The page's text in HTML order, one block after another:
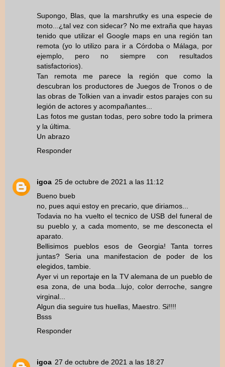
Supongo, Blas, que la marshrutky es una especie de
moto...¿tal vez con sidecar? No me extraña que hayas
tenido que utilizar el Google maps en una región tan
remota (yo lo utilizo para ir a Córdoba o Málaga, por
ejemplo, pero no siempre con resultados
satisfactorios).
Tan remota me parece la región que como la
descubran los productores de Juegos de Tronos o de
las obras de Tolkien van a invadir estos parajes con su
legión de actores y acompañantes...
Las fotos me gustan todas, pero sobre todo la primera
y la última.
Un abrazo
Responder
igoa 25 de octubre de 2021 a las 11:12
Bueno bueb
no, pues aqui estoy en precario, que diriamos...
Todavia no ha vuelto el tecnico de USB del funeral de
su pueblo y, a cada momento, se me desconecta el
aparato.
Bellisimos pueblos esos de Georgia! Tanta torres
juntas? Seria una manifestacion de poder de los
elegidos, tambie.
Ayer vi un reportaje en la TV alemana de un pueblo de
esa zona, de una boda...lujo, color derroche, sangre
virginal...
Algun dia seguire tus huellas, Maestro. Si!!!!
Bsss
Responder
igoa 27 de octubre de 2021 a las 18:27